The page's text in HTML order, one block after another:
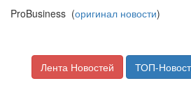
ProBusiness (оригинал новости)
Лента Новостей ТОП-